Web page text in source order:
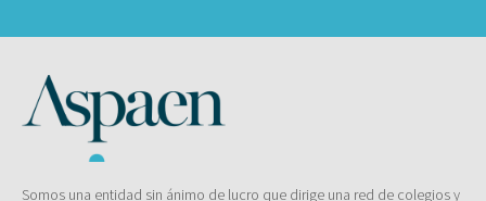
Somos una entidad sin ánimo de lucro que dirige una red de colegios y